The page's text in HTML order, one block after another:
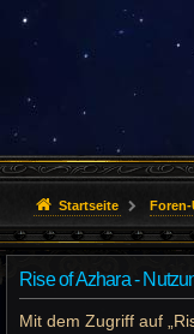
Startseite
Rise of Azhara -
Mit dem Zugriff auf